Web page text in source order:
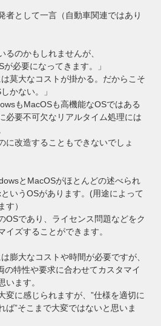
者として一言（自動車関連ではあり
るのかもしれませんが、
が必要になってきます。」
は莫大なコストが掛かる。だからこそ
かない。」
もMacOSも高機能なOSではある
必要不可欠なリアルタイム処理には
に改造することもできないでしょ
とMacOSがほとんどの述べられ
いうOSがあります。(用途によって
す）
OSであり、ライセンス問題などをク
イズすることができます。
膨大なコストや時間が必要ですが、
の特性や要求に合わせてカスタマイ
います。
変に感じられますが、”仕様を適切に
ば”そこまで大変ではないと思いま